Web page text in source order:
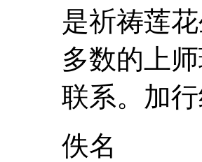
是祈祷莲
多数的 上 师
联系。加
佚名